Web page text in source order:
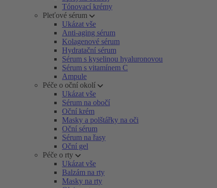
Tónovací krémy
Pleťové sérum
Ukázat vše
Anti-aging sérum
Kolagenové sérum
Hydratační sérum
Sérum s kyselinou hyaluronovou
Sérum s vitamínem C
Ampule
Péče o oční okolí
Ukázat vše
Sérum na obočí
Oční krém
Masky a polštářky na oči
Oční sérum
Sérum na řasy
Oční gel
Péče o rty
Ukázat vše
Balzám na rty
Masky na rty